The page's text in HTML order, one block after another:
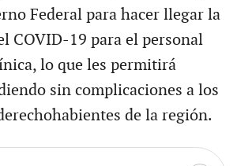
Federal para hacer llegar la
COVID-19 para el personal
lo que les permitirá
sin complicaciones a los
de la región.